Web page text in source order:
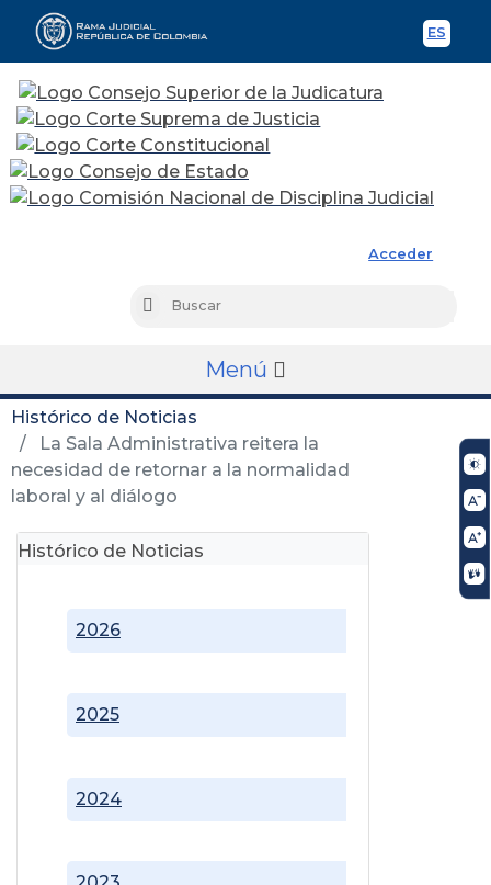
ES
Acceder
Buscar
Menú
Histórico de Noticias
La Sala Administrativa reitera la
necesidad de retornar a la normalidad
laboral y al diálogo
Histórico de Noticias
2024
2025
2026